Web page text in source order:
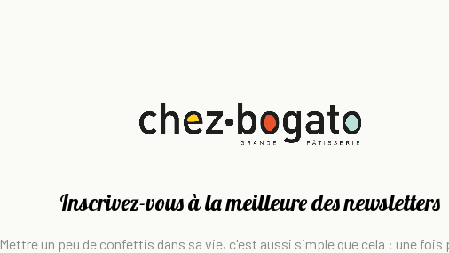
Inscrivez-vous à la meilleure des newsletters
Mettre un peu de confettis dans sa vie, c'est aussi simple que cela : une fois